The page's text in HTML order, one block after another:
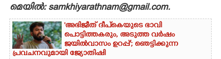
LITERATURE
ZOOM
മെയിൽ: samkhiyarathnam@gmail.com.
'അഭിജീത് ദീപ്‌കെയുടെ ഭാവി
പൊട്ടിത്തകരും, അടുത്ത വർഷം
ജയിൽവാസം ഉറപ്പ്'; ഞെട്ടിക്കുന്ന
പ്രവചനവുമായി ജ്യോതിഷി